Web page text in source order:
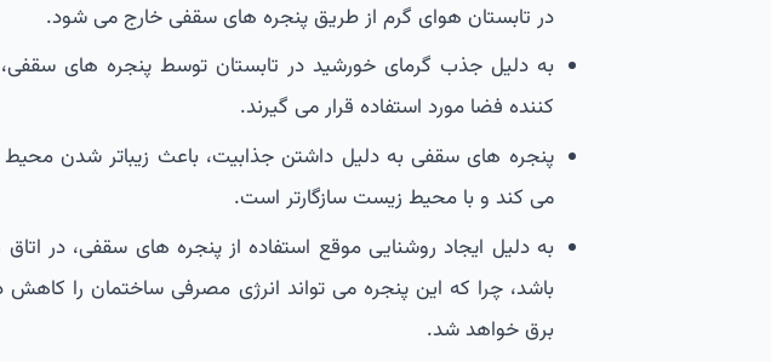
در تابستان هوای گرم از طریق پنجره های سقفی خارج می شود.
به دلیل جذب گرمای خورشید در تابستان توسط پنجره های
کننده فضا مورد استفاده قرار می گیرند.
پنجره های سقفی به دلیل داشتن جذابیت، باعث زیباتر شدن
می کند و با محیط زیست سازگارتر است.
به دلیل ایجاد روشنایی موقع استفاده از پنجره های سقفی، در
باشد، چرا که این پنجره می تواند انرژی مصرفی ساختمان را
برق خواهد شد.